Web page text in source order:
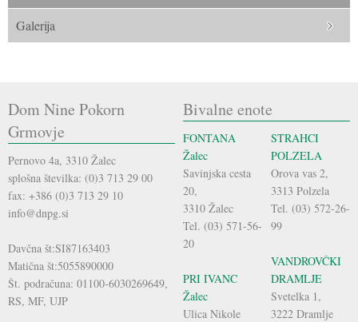
Galerija
Dom Nine Pokorn
Grmovje
Pernovo 4a, 3310 Žalec
splošna številka: (0)3 713 29 00
fax: +386 (0)3 713 29 10
info@dnpg.si
Davčna št:SI87163403
Matična št:5055890000
Št. podračuna: 01100-6030269649,
RS, MF, UJP
Bivalne enote
FONTANA
Žalec
Savinjska cesta
20,
3310 Žalec
Tel. (03) 571-56-
20
PRI IVANC
Žalec
Ulica Nikole
STRAHCI
POLZELA
Orova vas 2,
3313 Polzela
Tel. (03) 572-26-
99
VANDROVČKI
DRAMLJE
Svetelka 1,
3222 Dramlje